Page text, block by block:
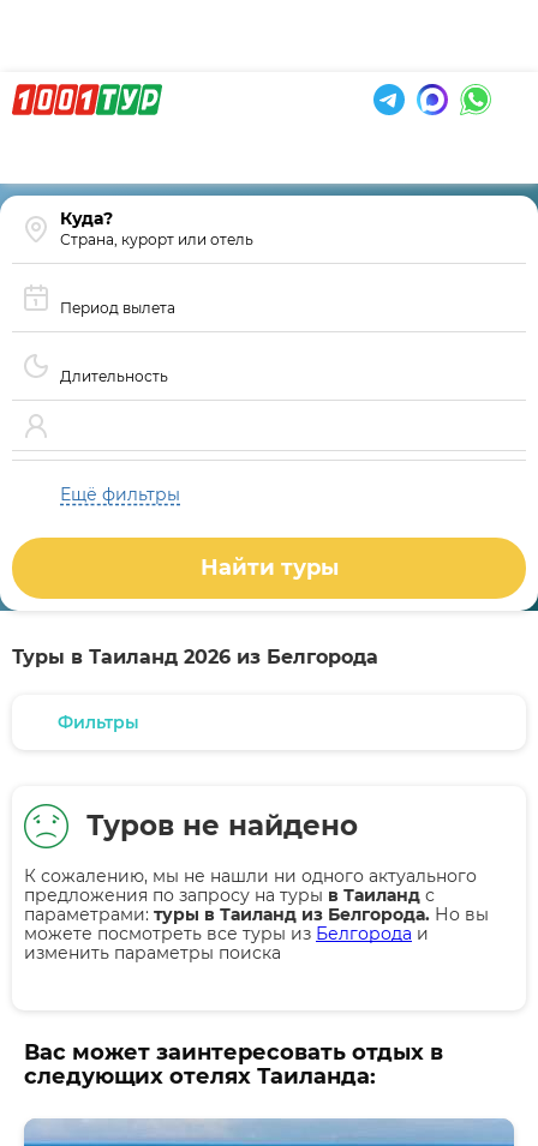
Страна, курорт или отель
Период вылета
Длительность
Ещё фильтры
Найти туры
Туры в Таиланд 2026 из Белгорода
Фильтры
Туров не найдено
К сожалению, мы не нашли ни одного актуального
предложения по запросу на туры в Таиланд с
параметрами: туры в Таиланд из Белгорода. Но вы
можете посмотреть все туры из Белгорода и
изменить параметры поиска
Вас может заинтересовать отдых в
следующих отелях Таиланда: